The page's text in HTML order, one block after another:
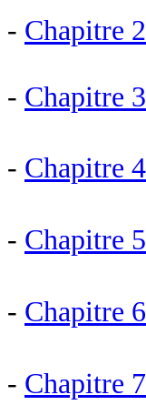
- Chapitre
- Chapitre
- Chapitre
- Chapitre
- Chapitre
- Chapitre